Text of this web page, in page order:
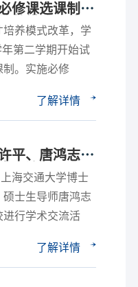
修课选课制，
养模式改革
养模式改革，学
第二学期开始试
制。实施必修
了解详情
平、唐鸿志教
交流
海交通大学博士
士生导师唐鸿志
进行学术交流活
了解详情